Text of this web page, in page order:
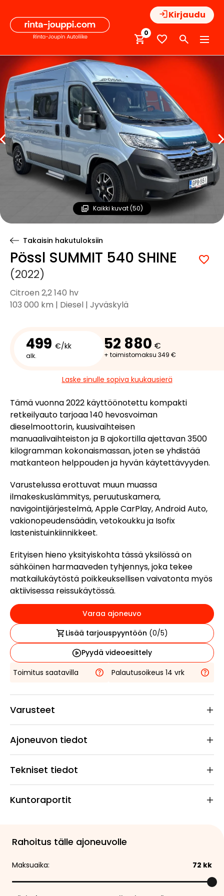
sisältöön
Kirjaudu
0
Kaikki kuvat (50)
Takaisin hakutuloksiin
Pössl SUMMIT 540 SHINE
(2022)
Citroen 2,2 140 hv
103 000 km | Diesel | Jyväskylä
499 €/kk
alk.
52 880 €
+ toimistomaksu 349 €
Laske sinulle sopiva kuukausierä
Tämä vuonna 2022 käyttöönotettu kompakti
retkeilyauto tarjoaa 140 hevosvoiman
dieselmoottorin, kuusivaihteisen
manuaalivaihteiston ja B ajokortilla ajettavan 3500
kilogramman kokonaismassan, joten se yhdistää
matkanteon helppouden ja hyvän käytettävyyden.
Varustelussa erottuvat muun muassa
ilmakeskuslämmitys, peruutuskamera,
navigointijärjestelmä, Apple CarPlay, Android Auto,
vakionopeudensäädin, vetokoukku ja Isofix
lastenistuinkiinnikkeet.
Erityisen hieno yksityiskohta tässä yksilössä on
sähköinen harmaaveden tyhjennys, joka tekee
matkailukäytöstä poikkeuksellisen vaivatonta myös
aktiivisessa reissukäytössä.
Varaa ajoneuvo
Lisää tarjouspyyntöön (0/5)
Pyydä videoesittely
Toimitus saatavilla
Palautusoikeus 14 vrk
Varusteet
Ajoneuvon tiedot
Tekniset tiedot
Kuntoraportit
Rahoitus tälle ajoneuvolle
Maksuaika: 72 kk